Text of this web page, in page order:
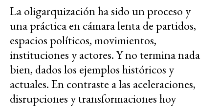
La oligarquización ha sido un proceso y
una práctica en cámara lenta de partidos,
espacios políticos, movimientos,
instituciones y actores. Y no termina nada
bien, dados los ejemplos históricos y
actuales. En contraste a las aceleraciones,
disrupciones y transformaciones hoy